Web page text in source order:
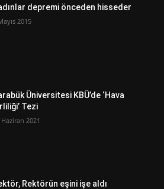
depremi önceden hisseder
2015
Üniversitesi KBÜ’de ‘Hava
Tezi
Haziran 2021
Rektörün eşini işe aldı